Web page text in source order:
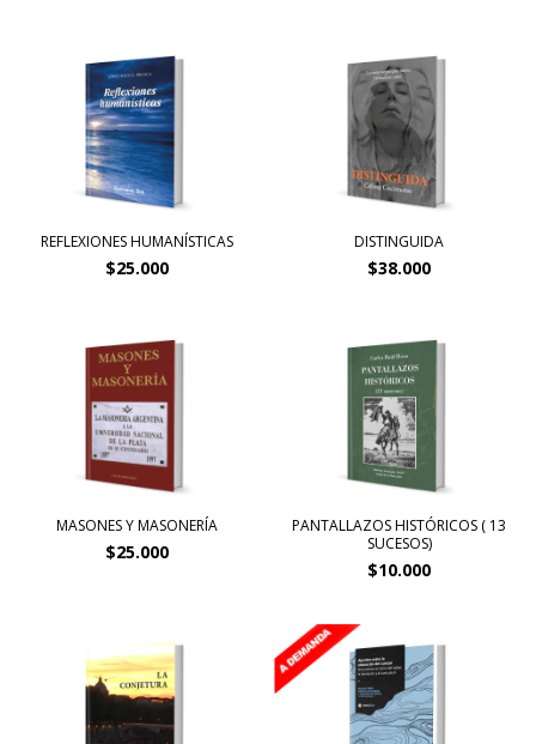
REFLEXIONES HUMANÍSTICAS
$25.000
DISTINGUIDA
$38.000
MASONES Y MASONERÍA
$25.000
PANTALLAZOS HISTÓRICOS ( 13
SUCESOS)
$10.000